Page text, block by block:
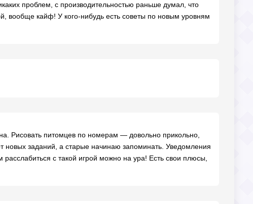
проблем, с производительностью раньше думал, что
вообще кайф! У кого-нибудь есть советы по новым уровням
Рисовать питомцев по номерам — довольно прикольно,
новых заданий, а старые начинаю запоминать. Уведомления
с такой игрой можно на ура! Есть свои плюсы,